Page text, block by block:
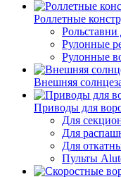
Роллетные
Рольставни
Рулонные
Рулонные
Внешняя
Приводы для
Для
Для
Для
Пульты